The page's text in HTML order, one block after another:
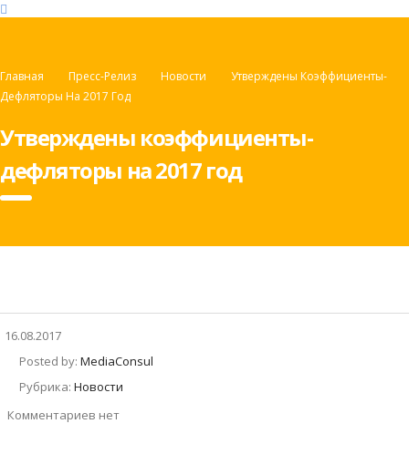
Главная Пресс-Релиз Новости
Утверждены Коэффициенты-
Дефляторы На 2017 Год
Утверждены коэффициенты-
дефляторы на 2017 год
16.08.2017
Posted by: MediaConsul
Рубрика: Новости
Комментариев нет